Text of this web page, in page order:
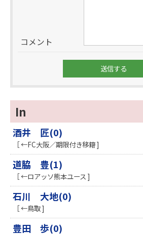
コメント
In
酒井 匠(0)
［ ←FC大阪／期限付き移籍 ]
道脇 豊(1)
［ ←ロアッソ熊本ユース ]
石川 大地(0)
［ ←鳥取 ]
豊田 歩(0)